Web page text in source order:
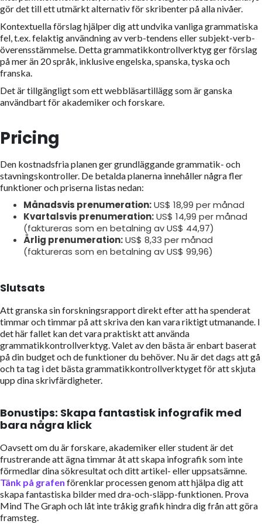
gör det till ett utmärkt alternativ för skribenter på alla nivåer.
Kontextuella förslag hjälper dig att undvika vanliga grammatiska
fel, t.ex. felaktig användning av verb-tendens eller subjekt-verb-
överensstämmelse. Detta grammatikkontrollverktyg ger förslag
på mer än 20 språk, inklusive engelska, spanska, tyska och
franska.
Det är tillgängligt som ett webbläsartillägg som är ganska
användbart för akademiker och forskare.
Pricing
Den kostnadsfria planen ger grundläggande grammatik- och
stavningskontroller. De betalda planerna innehåller några fler
funktioner och priserna listas nedan:
Månadsvis prenumeration:US$ 18,99 per månad
Kvartalsvis prenumeration:US$ 14,99 per månad
(faktureras som en betalning av US$ 44,97)
Årlig prenumeration:US$ 8,33 per månad
(faktureras som en betalning av US$ 99,96)
Slutsats
Att granska sin forskningsrapport direkt efter att ha spenderat
timmar och timmar på att skriva den kan vara riktigt utmanande. I
det här fallet kan det vara praktiskt att använda
grammatikkontrollverktyg. Valet av den bästa är enbart baserat
på din budget och de funktioner du behöver. Nu är det dags att gå
och ta tag i det bästa grammatikkontrollverktyget för att skjuta
upp dina skrivfärdigheter.
Bonustips: Skapa fantastisk infografik med
bara några klick
Oavsett om du är forskare, akademiker eller student är det
frustrerande att ägna timmar åt att skapa infografik som inte
förmedlar dina sökresultat och ditt artikel- eller uppsatsämne.
Tänk på grafen förenklar processen genom att hjälpa dig att
skapa fantastiska bilder med dra-och-släpp-funktionen. Prova
Mind The Graph och låt inte tråkig grafik hindra dig från att göra
framsteg.